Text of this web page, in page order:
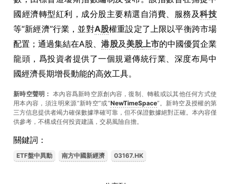
國經濟轉型紅利，成分股主要精選自消費、服務及科技
等“新經濟”行業，並對A股權重設定了上限以平衡跨市場
配置；通過集結在A股、港股及 美股上市的中國優質企業
龍頭，爲投資者提供了一個規避傳統行業、深度布局中
國經濟長期增長動能的高效工具。
新時空聲明： 本內容爲新時空原創內容，復制、轉載或以其他任何方式使
用本內容，須注明來源“新時空”或“NewTimeSpace”。新時空及授權的第
三方信息提供者竭力確保數據準確可靠，但不保證數據絕對正確。本內容僅
供參考，不構成任何投資建議，交易風險自擔。
關鍵詞：
ETF盤中異動 南方中國新經濟 03167.HK